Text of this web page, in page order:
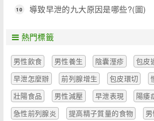
10 導致早泄的九大原因是哪些?(圖)
熱門標籤
男性飲食 男性養生 陰囊溼疹
包皮
早泄怎麼辦
前列腺增生 包皮環切
壯陽食品
男性減壓 早泄表現
陽痿
急性前列腺炎
提高精子質量的食物